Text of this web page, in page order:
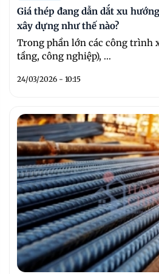
Giá thép đang dẫn dắt xu
xây dựng như thế nào?
Trong phần lớn các công trình
tầng, công nghiệp), ...
24/03/2026 - 10:15